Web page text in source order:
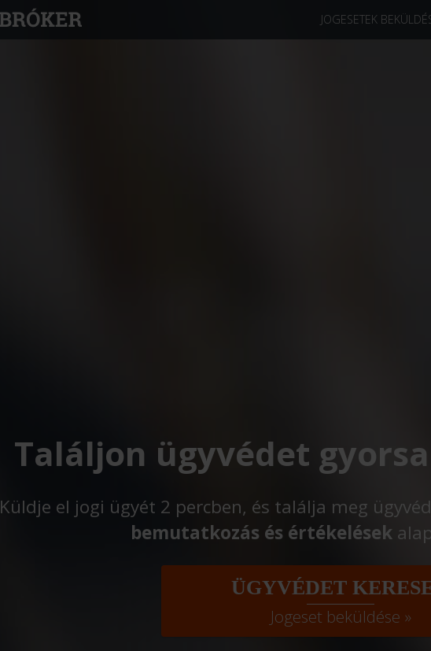
JOGESETEK
Találjon ügyvédet
Küldje el jogi ügyét 2 percben, és találja meg
bemutatkozás és értékelések
ÜGYVÉDET
Jogeset beküldése »